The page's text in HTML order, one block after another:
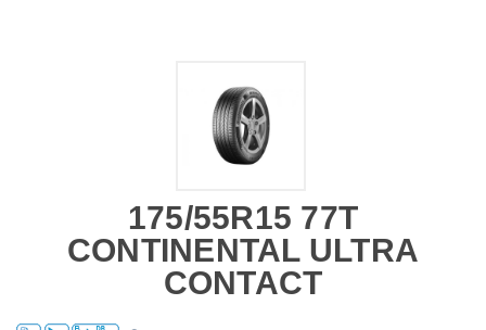
175/55R15 77T
CONTINENTAL ULTRA
CONTACT